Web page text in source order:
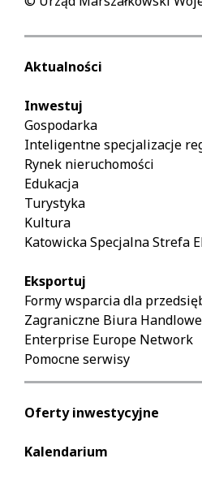
Aktualności
Inwestuj
Gospodarka
Inteligentne specjalizacje
Rynek nieruchomości
Edukacja
Turystyka
Kultura
Katowicka Specjalna Strefa
Eksportuj
Formy wsparcia dla
Zagraniczne Biura Handlowe
Enterprise Europe Network
Pomocne serwisy
Oferty inwestycyjne
Kalendarium